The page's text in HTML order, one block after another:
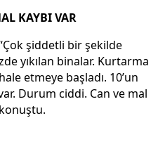
KAYBI VAR
şiddetli bir şekilde
yıkılan binalar. Kurtarma
etmeye başladı. 10’un
Durum ciddi. Can ve mal